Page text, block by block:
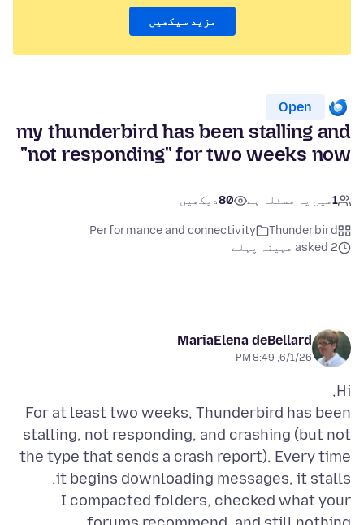
مزید سیکھیں
Open
my thunderbird has been stalling and
"not responding" for two weeks now
1میں یہ مسئلہ ہے 80دیکھیں
Thunderbird
Performance and connectivity
asked 2 مہینہ پہلے
MariaElena deBellard
6/1/26, 8:49 PM
For at least two weeks, Thunderbird has been
stalling, not responding, and crashing (but not
the type that sends a crash report). Every time
I compacted folders, checked what your